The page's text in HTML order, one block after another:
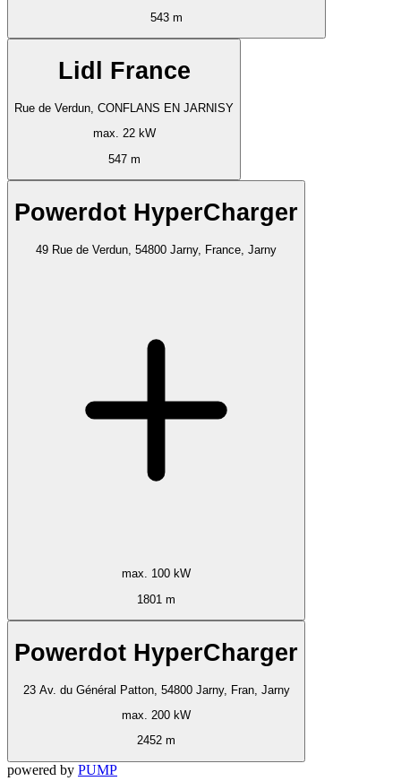
543 m
Lidl France
Rue de Verdun, CONFLANS EN JARNISY
max. 22 kW
547 m
Powerdot HyperCharger
49 Rue de Verdun, 54800 Jarny, France, Jarny
max. 100 kW
1801 m
Powerdot HyperCharger
23 Av. du Général Patton, 54800 Jarny, Fran, Jarny
max. 200 kW
2452 m
powered by PUMP